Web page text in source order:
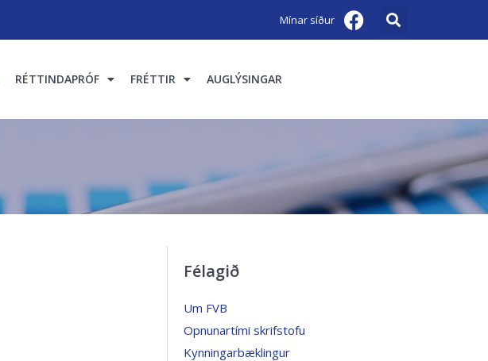
Mínar síður
RÉTTINDAPRÓF FRÉTTIR AUGLÝSINGAR
Félagið
Um FVB
Opnunartími skrifstofu
Kynningarbæklingur